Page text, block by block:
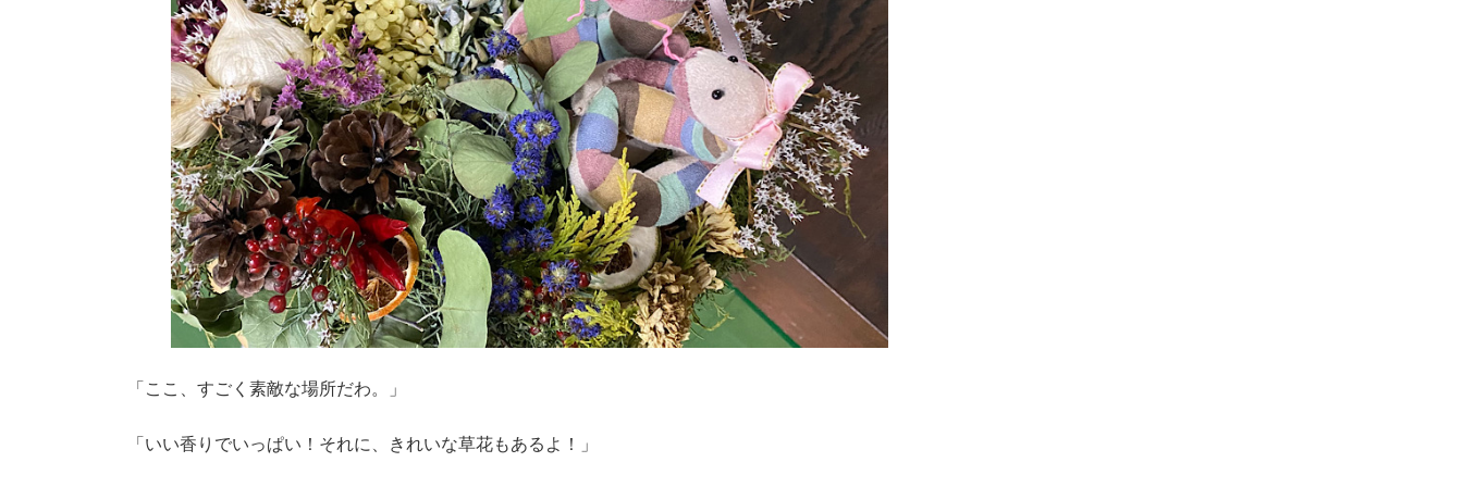
「ここ、すごく素敵な場所だわ。」
「いい香りでいっぱい！それに、きれいな草花もあるよ！」